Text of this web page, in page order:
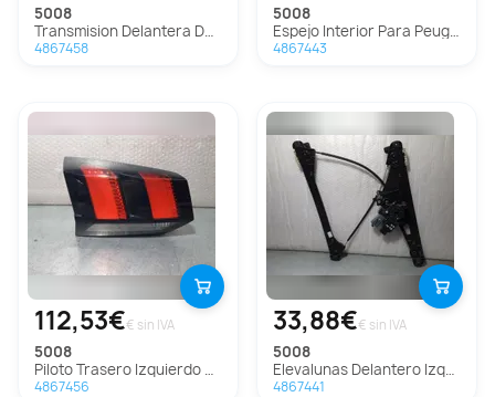
5008
Transmision Delantera Derecha Para Peugeot 5008
4867458
5008
Espejo Interior Para Peugeot 5008
4867443
112,53€€ sin IVA
5008
Piloto Trasero Izquierdo Para Peugeot 5008
4867456
33,88€€ sin IVA
5008
Elevalunas Delantero Izquierdo Para Peugeot 5008
4867441